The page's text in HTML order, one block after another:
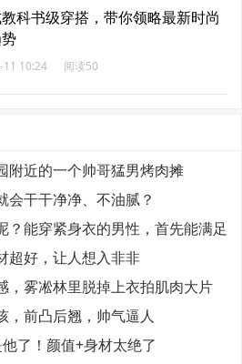
科书级穿搭，带你领略最新时尚
11 10:24 阅读50
附近的一个帅哥猛男烤肉摊
会干干净净、不油腻？
？能穿紧身衣的男性，首先能满足
超好，让人想入非非
，雾凇林里脱掉上衣拍肌肉大片
，前凸后翘，帅气逼人
了！颜值+身材太绝了